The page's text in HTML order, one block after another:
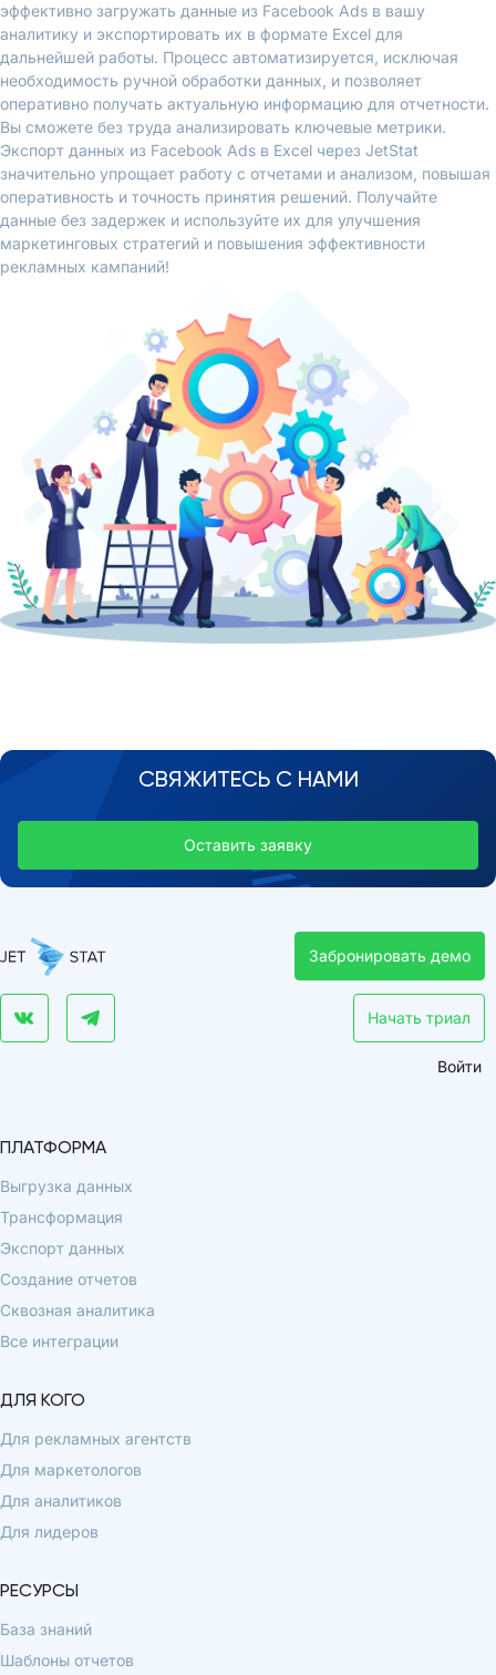
эффективно загружать данные из Facebook Ads в вашу
аналитику и экспортировать их в формате Excel для
дальнейшей работы. Процесс автоматизируется, исключая
необходимость ручной обработки данных, и позволяет
оперативно получать актуальную информацию для отчетности.
Вы сможете без труда анализировать ключевые метрики.
Экспорт данных из Facebook Ads в Excel через JetStat
значительно упрощает работу с отчетами и анализом, повышая
оперативность и точность принятия решений. Получайте
данные без задержек и используйте их для улучшения
маркетинговых стратегий и повышения эффективности
рекламных кампаний!
СВЯЖИТЕСЬ С НАМИ
Оставить заявку
Забронировать демо
Начать триал
Войти
ПЛАТФОРМА
Выгрузка данных
Трансформация
Экспорт данных
Создание отчетов
Сквозная аналитика
Все интеграции
ДЛЯ КОГО
Для рекламных агентств
Для маркетологов
Для аналитиков
Для лидеров
РЕСУРСЫ
База знаний
Шаблоны отчетов